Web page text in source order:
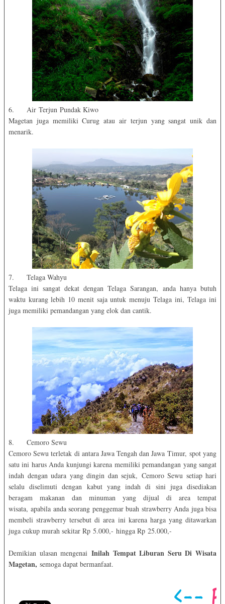
6. Air Terjun Pundak Kiwo
Magetan juga memiliki Curug atau air terjun yang sangat unik dan
menarik.
7. Telaga Wahyu
Telaga ini sangat dekat dengan Telaga Sarangan, anda hanya butuh
waktu kurang lebih 10 menit saja untuk menuju Telaga ini, Telaga ini
juga memiliki pemandangan yang elok dan cantik.
8. Cemoro Sewu
Cemoro Sewu terletak di antara Jawa Tengah dan Jawa Timur, spot yang
satu ini harus Anda kunjungi karena memiliki pemandangan yang sangat
indah dengan udara yang dingin dan sejuk, Cemoro Sewu setiap hari
selalu diselimuti dengan kabut yang indah di sini juga disediakan
beragam makanan dan minuman yang dijual di area tempat
wisata, apabila anda seorang penggemar buah strawberry Anda juga bisa
membeli strawberry tersebut di area ini karena harga yang ditawarkan
juga cukup murah sekitar Rp 5.000,- hingga Rp 25.000,-
Demikian ulasan mengenai Inilah Tempat Liburan Seru Di Wisata
Magetan, semoga dapat bermanfaat.